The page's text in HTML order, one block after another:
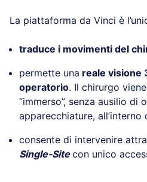
La piattaforma da Vinci è
traduce i movimenti del
permette una reale visione
operatorio. Il chirurgo
“immerso”, senza ausilio di
apparecchiature,
consente di intervenire
Single-Sitecon unico